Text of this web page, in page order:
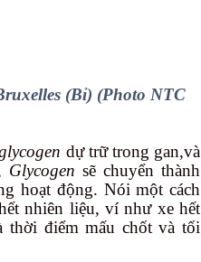
(Bỉ) (Photo NTC
dự trữ trong gan,và
Glycogen sẽ chuyển thành
hoạt động. Nói một cách
nhiên liệu, ví như xe hết
điểm mấu chốt và tối